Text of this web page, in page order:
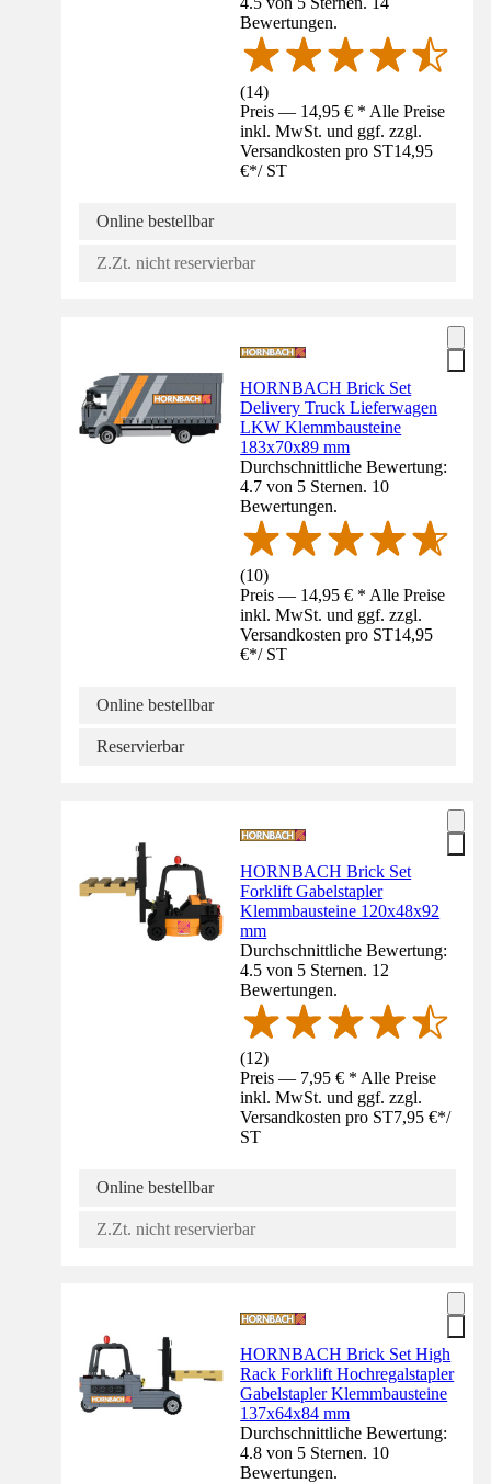
Bewertungen.
(14)
Preis — 14,95 € * Alle Preise
inkl. MwSt. und ggf. zzgl.
Versandkosten pro ST14,95
€*/ ST
Online bestellbar
Z.Zt. nicht reservierbar
HORNBACH Brick Set
Delivery Truck Lieferwagen
LKW Klemmbausteine
183x70x89 mm
Durchschnittliche Bewertung:
4.7 von 5 Sternen. 10
Bewertungen.
(10)
Preis — 14,95 € * Alle Preise
inkl. MwSt. und ggf. zzgl.
Versandkosten pro ST14,95
€*/ ST
Online bestellbar
Reservierbar
HORNBACH Brick Set
Forklift Gabelstapler
Klemmbausteine 120x48x92
mm
Durchschnittliche Bewertung:
4.5 von 5 Sternen. 12
Bewertungen.
(12)
Preis — 7,95 € * Alle Preise
inkl. MwSt. und ggf. zzgl.
Versandkosten pro ST7,95 €*/
ST
Online bestellbar
Z.Zt. nicht reservierbar
HORNBACH Brick Set High
Rack Forklift Hochregalstapler
Gabelstapler Klemmbausteine
137x64x84 mm
Durchschnittliche Bewertung:
4.8 von 5 Sternen. 10
Bewertungen.